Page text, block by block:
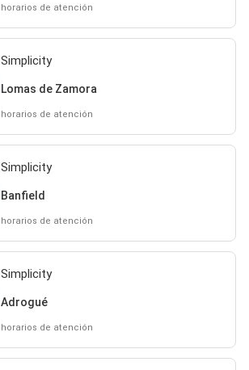
horarios de atención
Simplicity
Lomas de Zamora
horarios de atención
Simplicity
Banfield
horarios de atención
Simplicity
Adrogué
horarios de atención